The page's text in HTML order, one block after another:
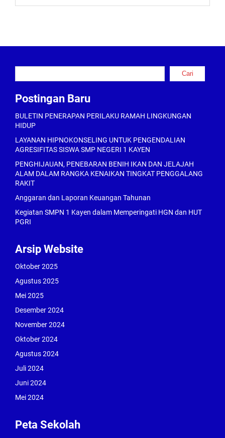
Cari
Postingan Baru
BULETIN PENERAPAN PERILAKU RAMAH LINGKUNGAN
HIDUP
LAYANAN HIPNOKONSELING UNTUK PENGENDALIAN
AGRESIFITAS SISWA SMP NEGERI 1 KAYEN
PENGHIJAUAN, PENEBARAN BENIH IKAN DAN JELAJAH
ALAM DALAM RANGKA KENAIKAN TINGKAT PENGGALANG
RAKIT
Anggaran dan Laporan Keuangan Tahunan
Kegiatan SMPN 1 Kayen dalam Memperingati HGN dan HUT
PGRI
Arsip Website
Oktober 2025
Agustus 2025
Mei 2025
Desember 2024
November 2024
Oktober 2024
Agustus 2024
Juli 2024
Juni 2024
Mei 2024
Peta Sekolah